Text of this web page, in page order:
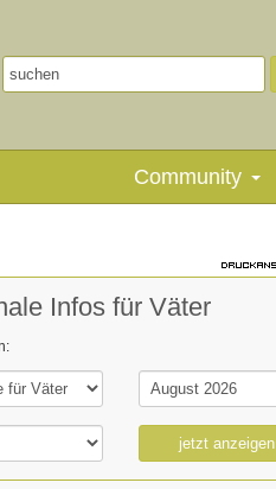
Community
Infos für Väter
jetzt anzeigen